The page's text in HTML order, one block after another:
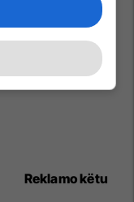
Reklamo këtu